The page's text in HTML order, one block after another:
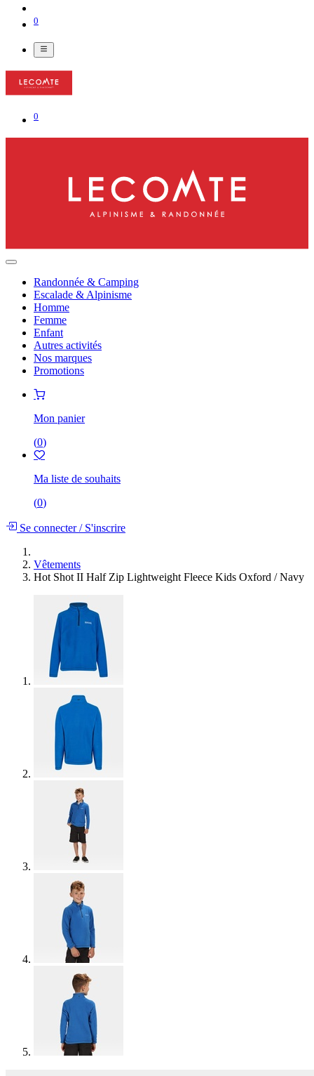
0
0
Randonnée & Camping
Escalade & Alpinisme
Homme
Femme
Enfant
Autres activités
Nos marques
Promotions
Mon panier
(0)
Ma liste de souhaits
(0)
Se connecter/S'inscrire
Vêtements
Hot Shot II Half Zip Lightweight Fleece Kids Oxford / Navy